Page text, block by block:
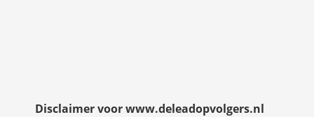
Disclaimer voor www.deleadopvolgers.nl